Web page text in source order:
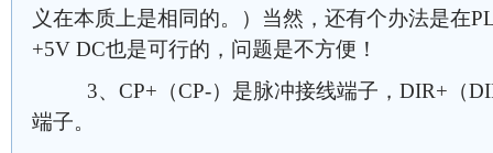
义在本质上是相同的。）当然，还有个办法是在
+5V DC也是可行的，问题是不方便！
3、CP+（CP-）是脉冲接线端子，DIR+（
端子。